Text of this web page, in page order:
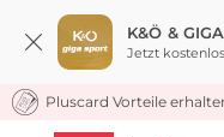
K&Ö &
Jetzt
KOSTENLOSER
Pluscard Vorteile